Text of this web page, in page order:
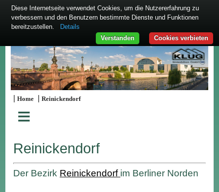
|Home |Reinickendorf
≡
Reinickendorf
Der Bezirk Reinickendorf im Berliner Norden
Diese Internetseite verwendet Cookies, um die Nutzererfahrung zu
verbessern und den Benutzern bestimmte Dienste und Funktionen
bereitzustellen.
Details
Cookies verbieten
Verstanden